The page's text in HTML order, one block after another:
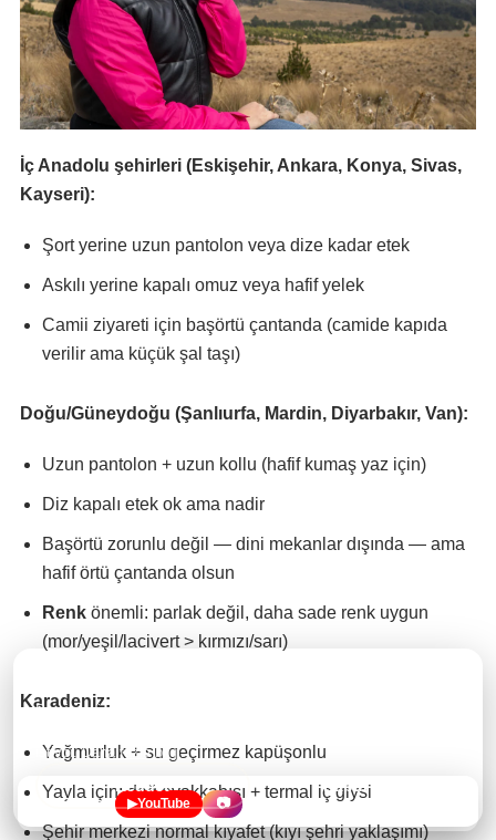
İç Anadolu şehirleri (Eskişehir, Ankara, Konya, Sivas,
Kayseri):
Şort yerine uzun pantolon veya dize kadar etek
Askılı yerine kapalı omuz veya hafif yelek
Camii ziyareti için başörtü çantanda (camide kapıda
verilir ama küçük şal taşı)
Doğu/Güneydoğu (Şanlıurfa, Mardin, Diyarbakır, Van):
Uzun pantolon + uzun kollu (hafif kumaş yaz için)
Diz kapalı etek ok ama nadir
Başörtü zorunlu değil — dini mekanlar dışında — ama
hafif örtü çantanda olsun
Renk önemli: parlak değil, daha sade renk uygun
(mor/yeşil/lacivert > kırmızı/sarı)
Karadeniz:
Yağmurluk + su geçirmez kapüşonlu
Yayla için: dağ ayakkabısı + termal iç giysi
Şehir merkezi normal kıyafet (kıyı şehri yaklaşımı)
✉️ Yeni yazılardan ilk haberi al
Bülten ▶YouTube 📷 ×
Bu site, ziyaretçi sayısı ve nasıl gezildiği gibi anonim verileri
istiyor. Daha fazla bilgi.
Reddet Kabul Et